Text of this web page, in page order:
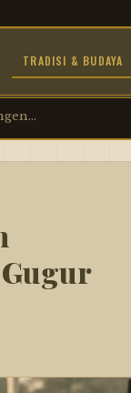
TRADISI & BUDAYA